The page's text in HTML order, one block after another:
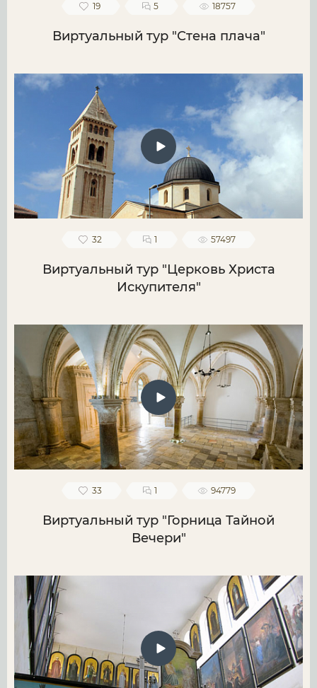
19 5 18757
Виртуальный тур "Стена плача"
32 1 57497
Виртуальный тур "Церковь Христа
Искупителя"
33 1 94779
Виртуальный тур "Горница Тайной
Вечери"